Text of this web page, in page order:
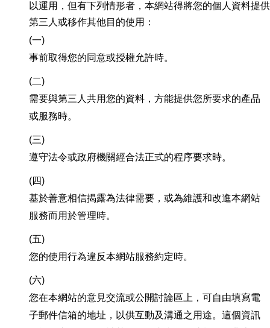
以運用，但有下列情形者，本網站得將您的個人資料提
第三人或移作其他目的使用：
(一)
事前取得您的同意或授權允許時。
(二)
需要與第三人共用您的資料，方能提供您所要求的產品
或服務時。
(三)
遵守法令或政府機關經合法正式的程序要求時。
(四)
基於善意相信揭露為法律需要，或為維護和改進本網站
服務而用於管理時。
(五)
您的使用行為違反本網站服務約定時。
(六)
您在本網站的意見交流或公開討論區上，可自由填寫電
子郵件信箱的地址，以供互動及溝通之用途。這個資訊